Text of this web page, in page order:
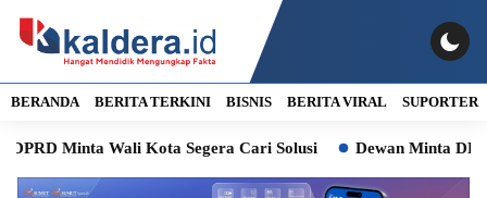
BERANDA BERITA TERKINI BISNIS BERITA VIRAL SUPORTER
Minta Wali Kota Segera Cari Solusi Dewan Minta DLH